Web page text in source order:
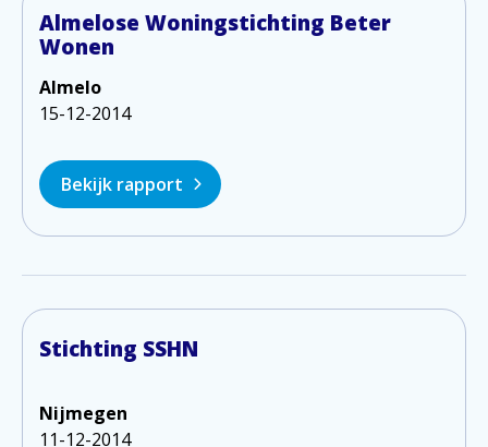
Almelose Woningstichting Beter
Wonen
Almelo
15-12-2014
Bekijk rapport
Stichting SSHN
Nijmegen
11-12-2014